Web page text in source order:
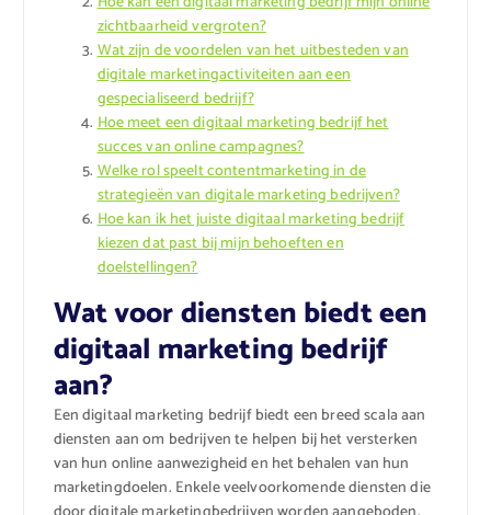
zichtbaarheid vergroten?
Wat zijn de voordelen van het uitbesteden van
digitale marketingactiviteiten aan een
gespecialiseerd bedrijf?
Hoe meet een digitaal marketing bedrijf het
succes van online campagnes?
Welke rol speelt contentmarketing in de
strategieën van digitale marketing bedrijven?
Hoe kan ik het juiste digitaal marketing bedrijf
kiezen dat past bij mijn behoeften en
doelstellingen?
Wat voor diensten biedt een
digitaal marketing bedrijf
aan?
Een digitaal marketing bedrijf biedt een breed scala aan
diensten aan om bedrijven te helpen bij het versterken
van hun online aanwezigheid en het behalen van hun
marketingdoelen. Enkele veelvoorkomende diensten die